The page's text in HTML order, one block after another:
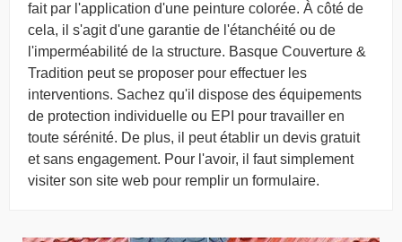
fait par l'application d'une peinture colorée. À côté de
cela, il s'agit d'une garantie de l'étanchéité ou de
l'imperméabilité de la structure. Basque Couverture &
Tradition peut se proposer pour effectuer les
interventions. Sachez qu'il dispose des équipements
de protection individuelle ou EPI pour travailler en
toute sérénité. De plus, il peut établir un devis gratuit
et sans engagement. Pour l'avoir, il faut simplement
visiter son site web pour remplir un formulaire.